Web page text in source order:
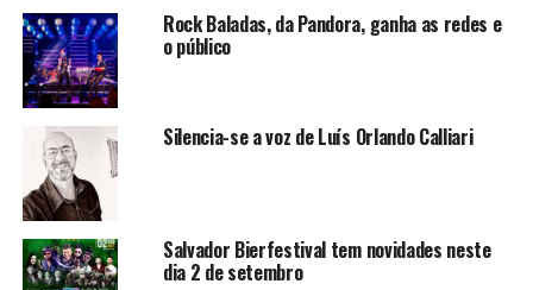
Rock Baladas, da Pandora, ganha as redes e
o público
Silencia-se a voz de Luís Orlando Calliari
Salvador Bierfestival tem novidades neste
dia 2 de setembro